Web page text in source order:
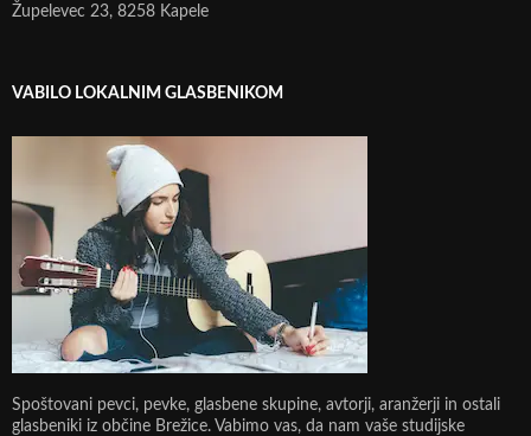
Župelevec 23, 8258 Kapele
VABILO LOKALNIM GLASBENIKOM
Spoštovani pevci, pevke, glasbene skupine, avtorji, aranžerji in ostali
glasbeniki iz občine Brežice. Vabimo vas, da nam vaše studijske